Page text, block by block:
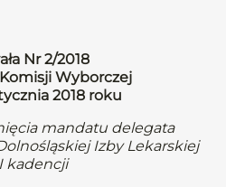
Nr 2/2018
Wyborczej
2018 roku
mandatu delegata
Izby Lekarskiej
kadencji